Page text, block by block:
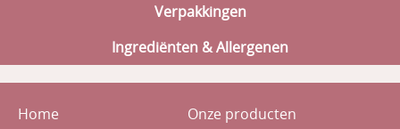
Verpakkingen
Ingrediënten & Allergenen
Home
Onze producten